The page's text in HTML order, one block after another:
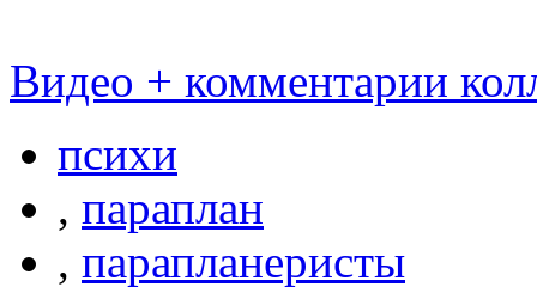
Видео + комментарии
психи
, параплан
, парапланеристы